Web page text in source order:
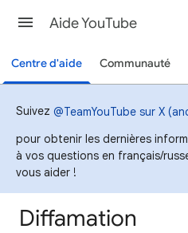
Aide YouTube
Centre d'aide Communauté
Suivez @TeamYouTube sur X
pour obtenir les dernières
à vos questions en français/
vous aider !
Diffamation